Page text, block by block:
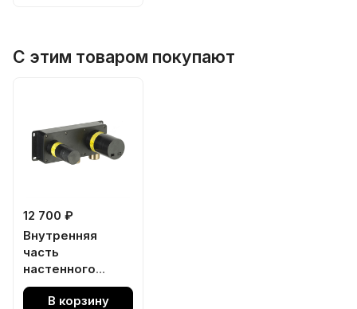
С этим товаром покупают
12 700 ₽
Внутренняя
часть
настенного
смесителя LINEA
В корзину